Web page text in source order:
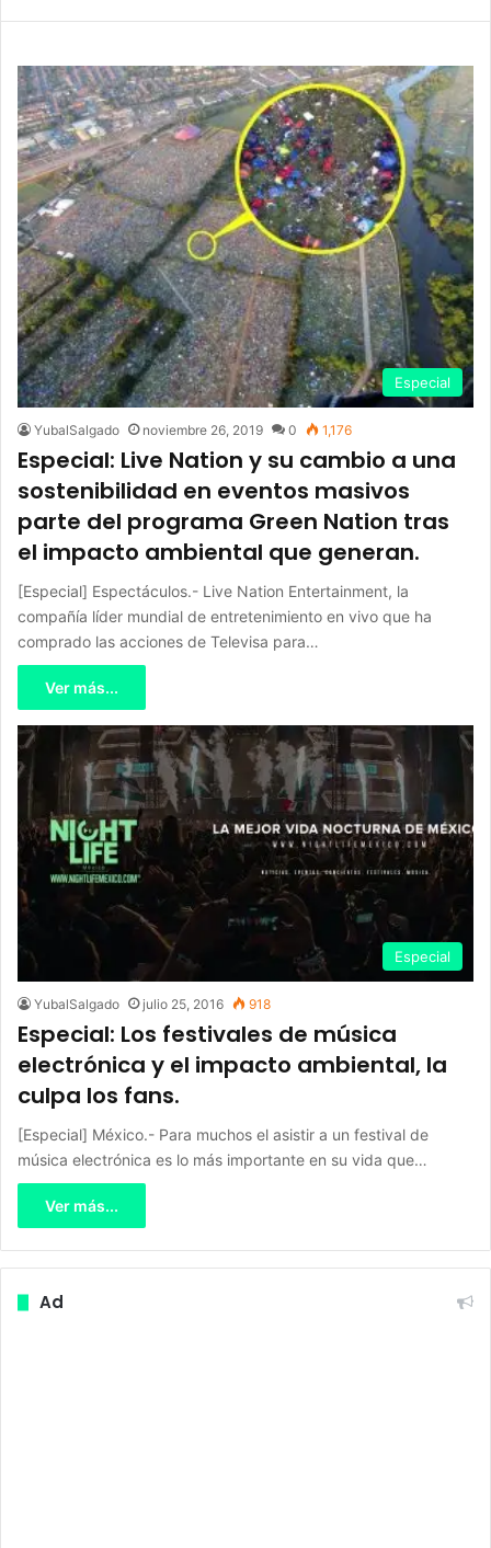
Especial
YubalSalgado noviembre 26, 2019 0 1,176
Especial: Live Nation y su cambio a una
sostenibilidad en eventos masivos
parte del programa Green Nation tras
el impacto ambiental que generan.
[Especial] Espectáculos.- Live Nation Entertainment, la
compañía líder mundial de entretenimiento en vivo que ha
comprado las acciones de Televisa para…
Ver más...
Especial
YubalSalgado julio 25, 2016 918
Especial: Los festivales de música
electrónica y el impacto ambiental, la
culpa los fans.
[Especial] México.- Para muchos el asistir a un festival de
música electrónica es lo más importante en su vida que…
Ver más...
Ad